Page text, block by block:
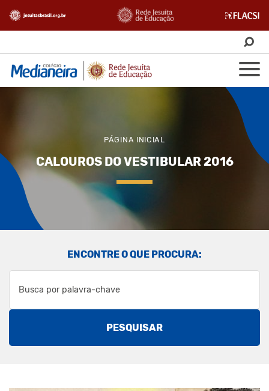
PÁGINA INICIAL
CALOUROS DO VESTIBULAR 2016
ENCONTRE O QUE PROCURA:
PESQUISAR